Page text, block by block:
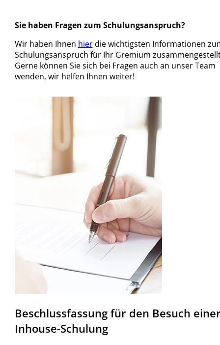
Sie haben Fragen zum Schulungsanspruch?
Wir haben Ihnen hierdie wichtigsten Informationen
Schulungsanspruch für Ihr Gremium
Gerne können Sie sich bei Fragen auch an unser Team
wenden, wir helfen Ihnen weiter!
Beschlussfassung für den Besuch
Inhouse-Schulung